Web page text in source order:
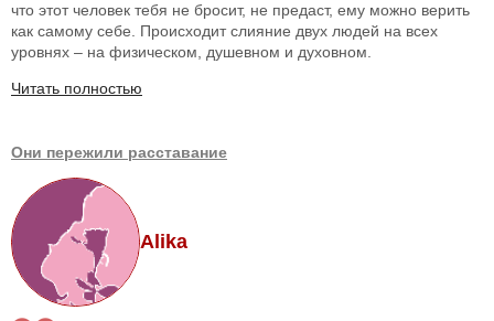
что этот человек тебя не бросит, не предаст, ему можно верить
как самому себе. Происходит слияние двух людей на всех
уровнях – на физическом, душевном и духовном.
Читать полностью
Они пережили расставание
Alika